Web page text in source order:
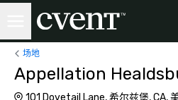
场地
Appellation
101 Dovetail Lane, 希尔兹堡, CA,